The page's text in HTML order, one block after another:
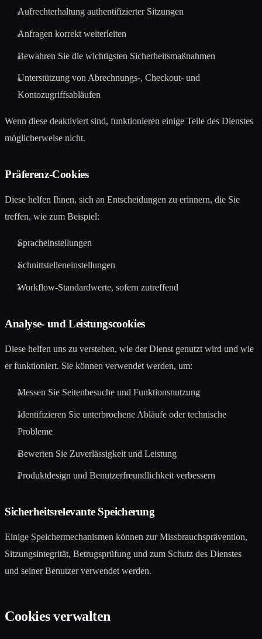
Aufrechterhaltung authentifizierter Sitzungen
Anfragen korrekt weiterleiten
Bewahren Sie die wichtigsten Sicherheitsmaßnahmen
Unterstützung von Abrechnungs-, Checkout- und
Kontozugriffsabläufen
Wenn diese deaktiviert sind, funktionieren einige Teile des Dienstes
möglicherweise nicht.
Präferenz-Cookies
Diese helfen Ihnen, sich an Entscheidungen zu erinnern, die Sie
treffen, wie zum Beispiel:
Spracheinstellungen
Schnittstelleneinstellungen
Workflow-Standardwerte, sofern zutreffend
Analyse- und Leistungscookies
Diese helfen uns zu verstehen, wie der Dienst genutzt wird und wie
er funktioniert. Sie können verwendet werden, um:
Messen Sie Seitenbesuche und Funktionsnutzung
Identifizieren Sie unterbrochene Abläufe oder technische
Probleme
Bewerten Sie Zuverlässigkeit und Leistung
Produktdesign und Benutzerfreundlichkeit verbessern
Sicherheitsrelevante Speicherung
Einige Speichermechanismen können zur Missbrauchsprävention,
Sitzungsintegrität, Betrugsprüfung und zum Schutz des Dienstes
und seiner Benutzer verwendet werden.
Cookies verwalten